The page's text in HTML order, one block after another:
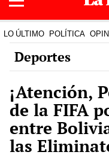
LO ÚLTIMO POLÍTICA
Deportes
¡Atención,
de la FIFA
entre
las